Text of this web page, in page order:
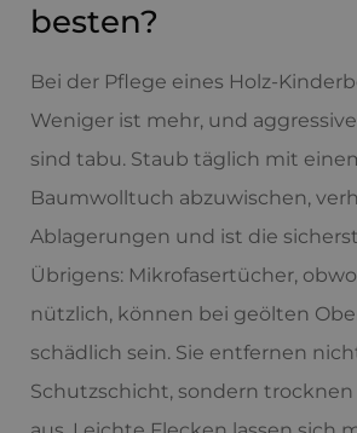
besten?
Bei der Pflege eines Holz-
Weniger ist mehr, und
sind tabu. Staub täglich mit
Baumwolltuch abzuwischen,
Ablagerungen und ist die
Übrigens: Mikrofasertücher,
nützlich, können bei geölten
schädlich sein. Sie entfernen
Schutzschicht, sondern trocknen